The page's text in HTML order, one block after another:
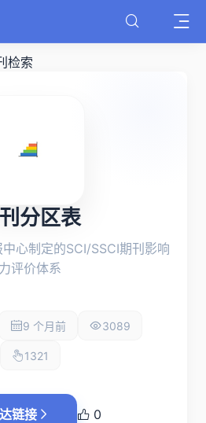
检索
分区表
心制定的SCI/SSCI期刊影响
力评价体系
9 个月前 3089
1321
链接 0